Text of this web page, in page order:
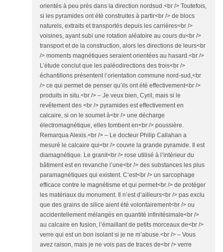
orientés à peu près dans la direction nordsud.<br /> Toutefois,
si les pyramides ont été construites à partir<br /> de blocs
naturels, extraits et transportés depuis les carrières<br />
voisines, ayant subi une rotation aléatoire au cours du<br />
transport et de la construction, alors les directions de leurs<br
/> moments magnétiques seraient orientées au hasard.<br />
L’étude conclut que les paléodirections des trois<br />
échantillons présentent l’orientation commune nord-sud,<br
/> ce qui permet de penser qu’ils ont été effectivement<br />
produits in situ.<br /> – Je veux bien, Cyril, mais si le
revêtement des <br /> pyramides est effectivement en
calcaire, si on le soumet à<br /> une décharge
électromagnétique, elles tombent en<br /> poussière.
Remarqua Alexis.<br /> – Le docteur Philip Callahan a
mesuré le calcaire qui<br /> couvre la grande pyramide. Il est
diamagnétique. Le granit<br /> rose utilisé à l’intérieur du
bâtiment est en revanche l’une<br /> des substances les plus
paramagnétiques qui existent. C’est<br /> un sarcophage
efficace contre le magnétisme et qui permet<br /> de protéger
les matériaux du monument. Il n’est d’ailleurs<br /> pas exclu
que des grains de silice aient été volontairement<br /> ou
accidentellement mélangés en quantité infinitésimale<br />
au calcaire en fusion, l’émaillant de petits morceaux de<br />
verre qui est un bon isolant si je ne m’abuse.<br /> – Vous
avez raison, mais je ne vois pas de traces de<br /> verre